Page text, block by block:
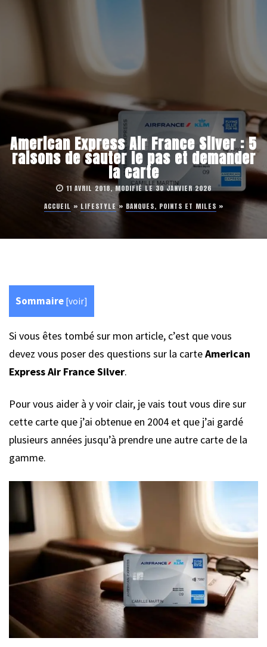
American Express Air France Silver : 5
raisons de sauter le pas et demander
la carte
11 AVRIL 2018, MODIFIÉ LE 30 JANVIER 2026
ACCUEIL » LIFESTYLE» BANQUES, POINTS ET MILES »
Sommaire [voir]
Si vous êtes tombé sur mon article, c’est que vous
devez vous poser des questions sur la carteAmerican
Express Air France Silver.
Pour vous aider à y voir clair, je vais tout vous dire sur
cette carte que j’ai obtenue en 2004 et que j’ai gardé
plusieurs années jusqu’à prendre une autre carte de la
gamme.